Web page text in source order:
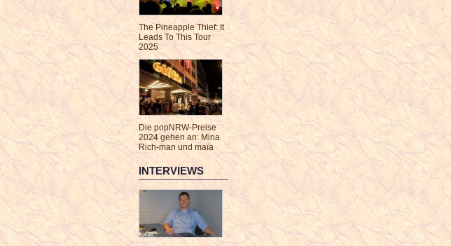
The Pineapple Thief: It
Leads To This Tour
2025
Die popNRW-Preise
2024 gehen an: Mina
Rich-man und maïa
INTERVIEWS